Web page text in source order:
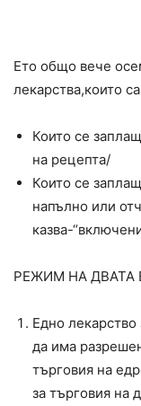
Ето общо вече
лекарства,които
Които се
на рецепта/
Които се
напълно или
казва-
РЕЖИМ НА ДВАТА
Едно лекарство
да има
търговия на
за търговия на